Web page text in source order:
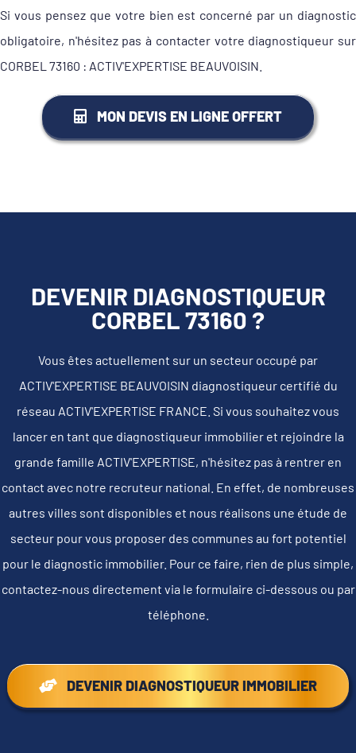
Si vous pensez que votre bien est concerné par un diagnostic
obligatoire, n'hésitez pas à contacter votre diagnostiqueur sur
CORBEL 73160 : ACTIV'EXPERTISE BEAUVOISIN.
MON DEVIS EN LIGNE OFFERT
DEVENIR DIAGNOSTIQUEUR
CORBEL 73160 ?
Vous êtes actuellement sur un secteur occupé par
ACTIV'EXPERTISE BEAUVOISIN diagnostiqueur certifié du
réseau ACTIV'EXPERTISE FRANCE. Si vous souhaitez vous
lancer en tant que diagnostiqueur immobilier et rejoindre la
grande famille ACTIV'EXPERTISE, n'hésitez pas à rentrer en
contact avec notre recruteur national. En effet, de nombreuses
autres villes sont disponibles et nous réalisons une étude de
secteur pour vous proposer des communes au fort potentiel
pour le diagnostic immobilier. Pour ce faire, rien de plus simple,
contactez-nous directement via le formulaire ci-dessous ou par
téléphone.
DEVENIR DIAGNOSTIQUEUR IMMOBILIER